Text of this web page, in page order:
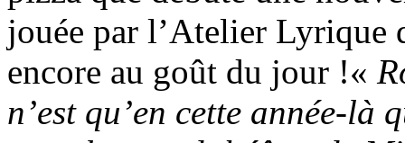
jouée par l’Atelier Lyrique
encore au goût du jour !«
n’est qu’en cette année-